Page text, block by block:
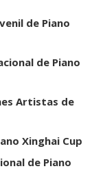
de Piano
de Piano
Artistas de
Xinghai Cup
de Piano